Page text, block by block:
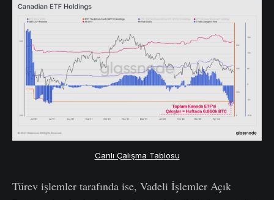
Canlı Çalışma Tablosu
Türev işlemler tarafında ise, Vadeli İşlemler Açık